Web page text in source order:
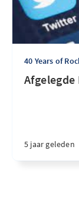
40 Years of
Afgelegde
5 jaar geleden